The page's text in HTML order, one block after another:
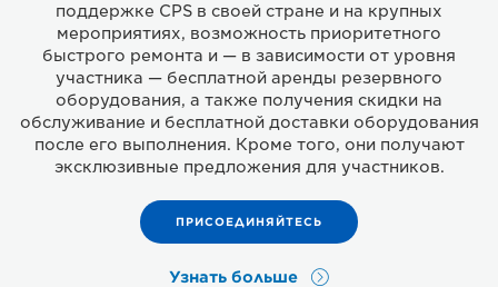
поддержке CPS в своей стране и на крупных
мероприятиях, возможность приоритетного
быстрого ремонта и — в зависимости от уровня
участника — бесплатной аренды резервного
оборудования, а также получения скидки на
обслуживание и бесплатной доставки оборудования
после его выполнения. Кроме того, они получают
эксклюзивные предложения для участников.
ПРИСОЕДИНЯЙТЕСЬ
Узнать больше